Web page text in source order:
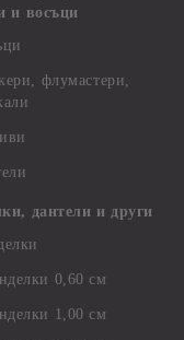
и восъци
флумастери,
дантели и други
0,60 см
1,00 см